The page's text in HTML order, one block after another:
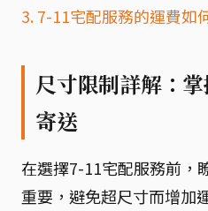
3. 7-11宅配服務的運費如
尺寸限制詳解：
寄送
在選擇7-11宅配服務前，
重要，避免超尺寸而增加